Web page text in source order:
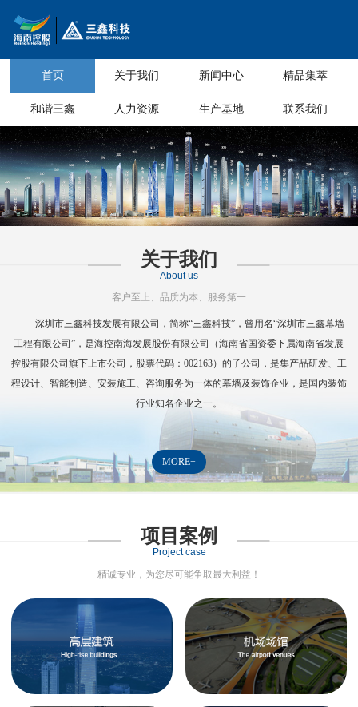
首页 关于我们 新闻中心 精品集萃
和谐三鑫 人力资源 生产基地 联系我们
关于我们
About us
客户至上、品质为本、服务第一
深圳市三鑫科技发展有限公司，简称“三鑫科技”，曾用名“深圳市三鑫幕墙
工程有限公司”，是海控南海发展股份有限公司（海南省国资委下属海南省发展
控股有限公司旗下上市公司，股票代码： 002163）的子公司，是集产品研发、工
程设计、智能制造、安装施工、咨询服务为一体的幕墙及装饰企业，是国内装饰
行业知名企业之一。
MORE+
项目案例
Project case
精诚专业，为您尽可能争取最大利益！